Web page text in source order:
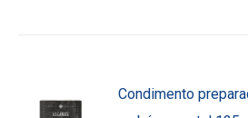
Condimento